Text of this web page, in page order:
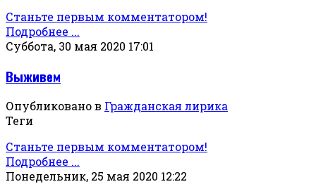
Станьте первым комментатором!
Подробнее ...
Суббота, 30 мая 2020 17:01
Выживем
Опубликовано в Гражданская лирика
Теги
Станьте первым комментатором!
Подробнее ...
Понедельник, 25 мая 2020 12:22